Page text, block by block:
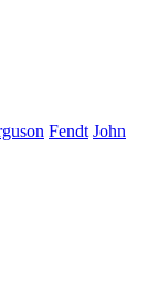
Fendt John